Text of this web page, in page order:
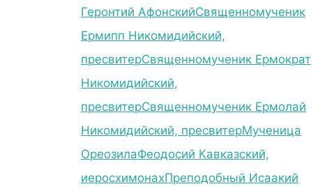
Геронтий АфонскийСвященномученик
Ермипп Никомидийский,
пресвитерСвященномученик Ермократ
Никомидийский,
пресвитерСвященномученик Ермолай
Никомидийский, пресвитерМученица
ОреозилаФеодосий Кавказский,
иеросхимонахПреподобный Исаакий